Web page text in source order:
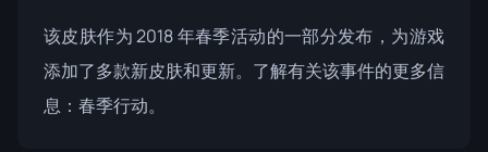
该皮肤作为 2018 年春季活动的一部分发布，为游戏
添加了多款新皮肤和更新。了解有关该事件的更多信
息： 春季行动。